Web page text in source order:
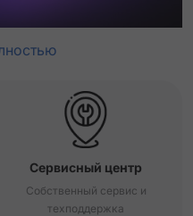
Сервисный центр
Собственный сервис и
техподдержка